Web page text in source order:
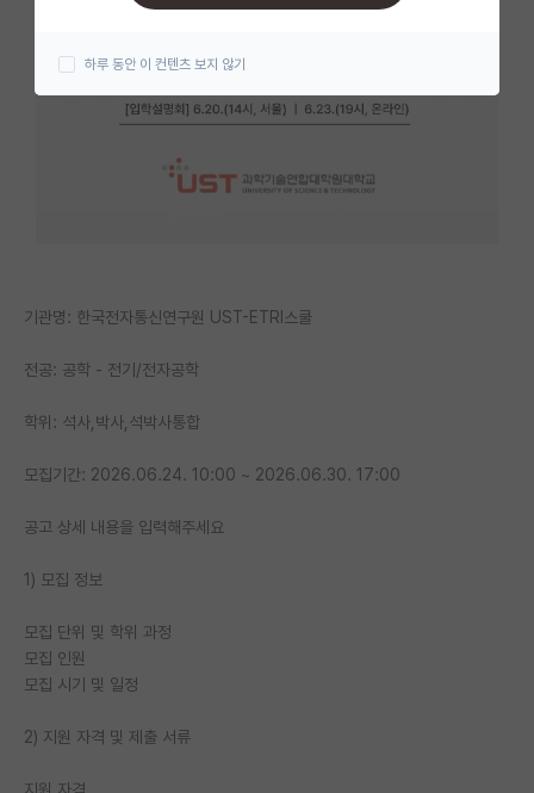
대학원 합격 후기 게시판
연구실(PI) 홍보 게시판
석박사 채용 정보 게시판
취업 게시판
임용 후기 게시판
학술 정보 게시판
홍보 게시판
커리어
기관명: 한국전자통신연구원 UST-ETRI스쿨
전공: 공학 - 전기/전자공학
학위: 석사,박사,석박사통합
모집기간: 2026.06.24. 10:00 ~ 2026.06.30. 17:00
공고 상세 내용을 입력해주세요
1) 모집 정보
모집 단위 및 학위 과정
모집 인원
모집 시기 및 일정
2) 지원 자격 및 제출 서류
지원 자격
하루 동안 이 컨텐츠 보지 않기